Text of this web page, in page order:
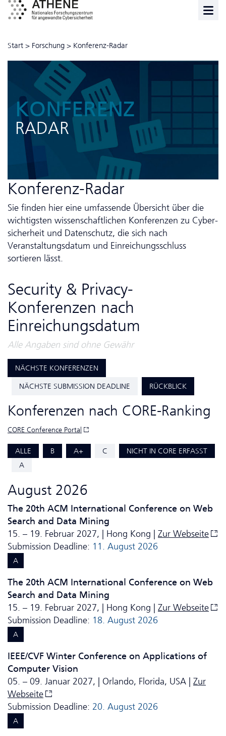
Start > Forschung > Konferenz-Radar
KONFERENZ
RADAR
Konferenz-Radar
Sie finden hier eine umfassende Übersicht über die
wichtigsten wissen­schaft­lichen Konferenzen zu Cyber­
sicher­heit und Da­ten­schutz, die sich nach
Veranstaltungsdatum und Einreichungsschluss
sortieren lässt.
Security & Privacy-
Konferenzen nach
Einreichungsdatum
Alle Angaben sind ohne Gewähr
NÄCHSTE KONFERENZEN
NÄCHSTE SUBMISSION DEADLINE
RÜCKBLICK
Konferenzen nach CORE-Ranking
CORE Conference Portal
ALLE B A+ C
NICHT IN CORE ERFASST
A
August 2026
The 20th ACM International Conference on Web
Search and Data Mining
15. – 19. Februar 2027, | Hong Kong | Zur Webseite
Submission Deadline: 11. August 2026
A
The 20th ACM International Conference on Web
Search and Data Mining
15. – 19. Februar 2027, | Hong Kong | Zur Webseite
Submission Deadline: 18. August 2026
A
IEEE/CVF Winter Conference on Applications of
Computer Vision
05. – 09. Januar 2027, | Orlando, Florida, USA | Zur
Webseite
Submission Deadline: 20. August 2026
A